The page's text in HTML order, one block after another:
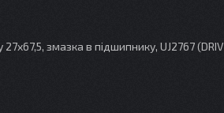
змазка в підшипнику, UJ2767